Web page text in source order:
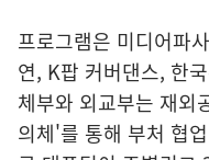
프로그램은 미디어파
연, K팝 커버댄스, 한
체부와 외교부는 재외
의체'를 통해 부처 협